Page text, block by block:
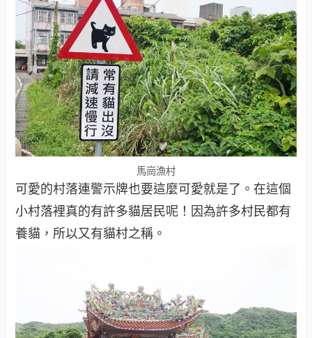
馬崗漁村
可愛的村落連警示牌也要這麼可愛就是了。在這個
小村落裡真的有許多貓居民呢！因為許多村民都有
養貓，所以又有貓村之稱。